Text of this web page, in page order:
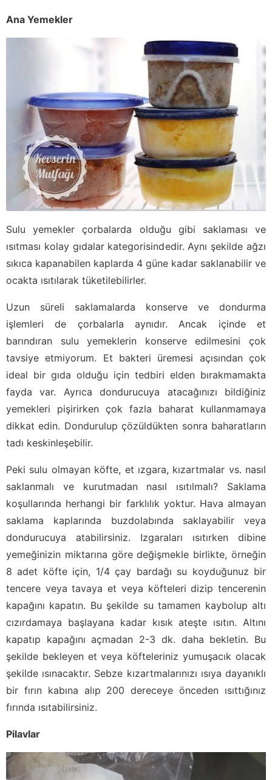
Ana Yemekler
Sulu yemekler çorbalarda olduğu gibi saklaması ve
ısıtması kolay gıdalar kategorisindedir. Aynı şekilde ağzı
sıkıca kapanabilen kaplarda 4 güne kadar saklanabilir ve
ocakta ısıtılarak tüketilebilirler.
Uzun süreli saklamalarda konserve ve dondurma
işlemleri de çorbalarla aynıdır. Ancak içinde et
barındıran sulu yemeklerin konserve edilmesini çok
tavsiye etmiyorum. Et bakteri üremesi açısından çok
ideal bir gıda olduğu için tedbiri elden bırakmamakta
fayda var. Ayrıca dondurucuya atacağınızı bildiğiniz
yemekleri pişirirken çok fazla baharat kullanmamaya
dikkat edin. Dondurulup çözüldükten sonra baharatların
tadı keskinleşebilir.
Peki sulu olmayan köfte, et ızgara, kızartmalar vs. nasıl
saklanmalı ve kurutmadan nasıl ısıtılmalı? Saklama
koşullarında herhangi bir farklılık yoktur. Hava almayan
saklama kaplarında buzdolabında saklayabilir veya
dondurucuya atabilirsiniz. Izgaraları ısıtırken dibine
yemeğinizin miktarına göre değişmekle birlikte, örneğin
8 adet köfte için, 1/4 çay bardağı su koyduğunuz bir
tencere veya tavaya et veya köfteleri dizip tencerenin
kapağını kapatın. Bu şekilde su tamamen kaybolup altı
cızırdamaya başlayana kadar kısık ateşte ısıtın. Altını
kapatıp kapağını açmadan 2-3 dk. daha bekletin. Bu
şekilde bekleyen et veya köfteleriniz yumuşacık olacak
şekilde ısınacaktır. Sebze kızartmalarınızı ısıya dayanıklı
bir fırın kabına alıp 200 dereceye önceden ısıttığınız
fırında ısıtabilirsiniz.
Pilavlar